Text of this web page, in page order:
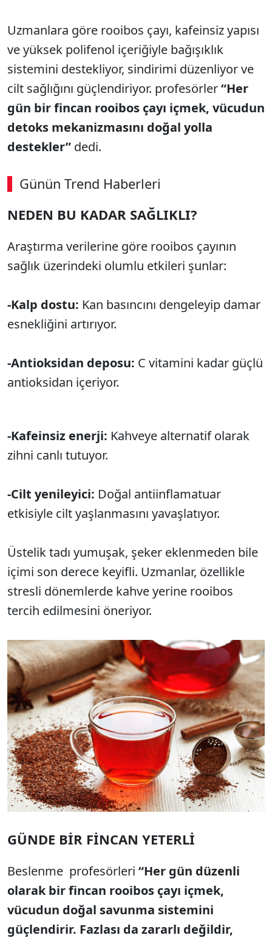
Uzmanlara göre rooibos çayı, kafeinsiz yapısı
ve yüksek polifenol içeriğiyle bağışıklık
sistemini destekliyor, sindirimi düzenliyor ve
cilt sağlığını güçlendiriyor. profesörler“Her
gün bir fincan rooibos çayı içmek, vücudun
detoks mekanizmasını doğal yolla
destekler” dedi.
Günün Trend Haberleri
SÖZCÜ SON DAKİKA
NEDEN BU KADAR SAĞLIKLI?
Araştırma verilerine göre rooibos çayının
sağlık üzerindeki olumlu etkileri şunlar:
-Kalp dostu: Kan basıncını dengeleyip damar
esnekliğini artırıyor.
-Antioksidan deposu: C vitamini kadar güçlü
antioksidan içeriyor.
-Kafeinsiz enerji: Kahveye alternatif olarak
zihni canlı tutuyor.
-Cilt yenileyici: Doğal antiinflamatuar
etkisiyle cilt yaşlanmasını yavaşlatıyor.
Üstelik tadı yumuşak, şeker eklenmeden bile
içimi son derece keyifli. Uzmanlar, özellikle
stresli dönemlerde kahve yerine rooibos
tercih edilmesini öneriyor.
GÜNDE BİR FİNCAN YETERLİ
Beslenme profesörleri “Her gün düzenli
olarak bir fincan rooibos çayı içmek,
vücudun doğal savunma sistemini
güçlendirir. Fazlası da zararlı değildir,